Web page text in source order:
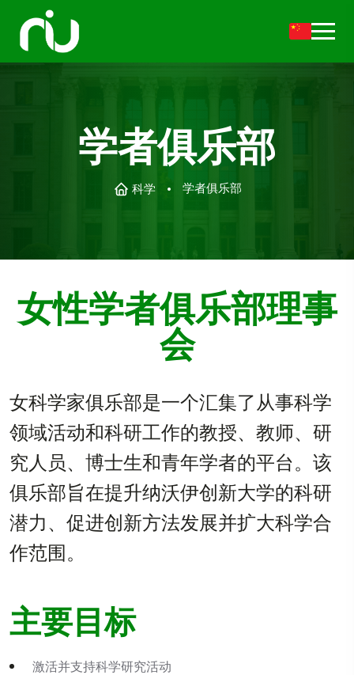
学者俱乐部
科学 学者俱乐部
女性学者俱乐部理事
会
女科学家俱乐部是一个汇集了从事科学
领域活动和科研工作的教授、教师、研
究人员、博士生和青年学者的平台。该
俱乐部旨在提升纳沃伊创新大学的科研
潜力、促进创新方法发展并扩大科学合
作范围。
主要目标
激活并支持科学研究活动